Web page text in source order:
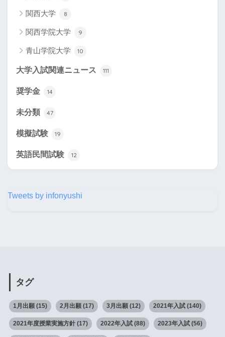
関西大学 8
関西学院大学 9
青山学院大学 10
大学入試関連ニュース 111
奨学金 14
未分類 47
模擬試験 19
英語民間試験 12
Tweets by infonyushi
タグ
1月出願(15) 2月出願(17) 3月出願(12) 2021年入試(140)
2021年度授業実施方針(17) 2022年入試(88) 2023年入試(56)